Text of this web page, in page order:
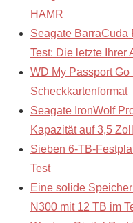
HAMR
Seagate BarraCuda
Test: Die letzte Ihrer
WD My Passport
Scheckkartenformat
Seagate IronWolf
Kapazität auf 3,5 Zoll
Sieben 6-TB-
Test
Eine solide
N300 mit 12 TB im